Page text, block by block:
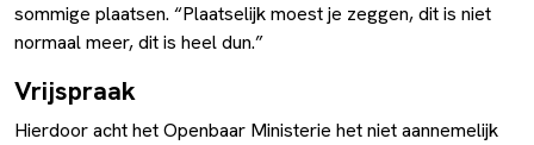
sommige plaatsen. “Plaatselijk moest je zeggen, dit is niet
normaal meer, dit is heel dun.”
Vrijspraak
Hierdoor acht het Openbaar Ministerie het niet aannemelijk